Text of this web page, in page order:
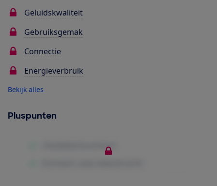
Geluidskwaliteit
Gebruiksgemak
Connectie
Energieverbruik
Bekijk alles
Pluspunten